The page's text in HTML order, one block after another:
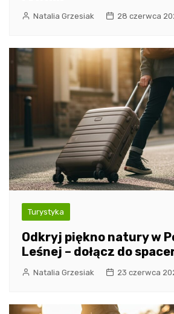
Natalia Grzesiak 28 czerwca
Turystyka
Odkryj piękno natury w
Leśnej – dołącz do
Natalia Grzesiak 23 czerwca